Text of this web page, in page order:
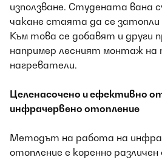
използване. Студената вана
чакане стаята да се затопли
Към това се добавят и други
например лесният монтаж на
нагреватели.
Целенасочено и ефективно
инфрачервено отопление
Методът на работа на
отопление е коренно